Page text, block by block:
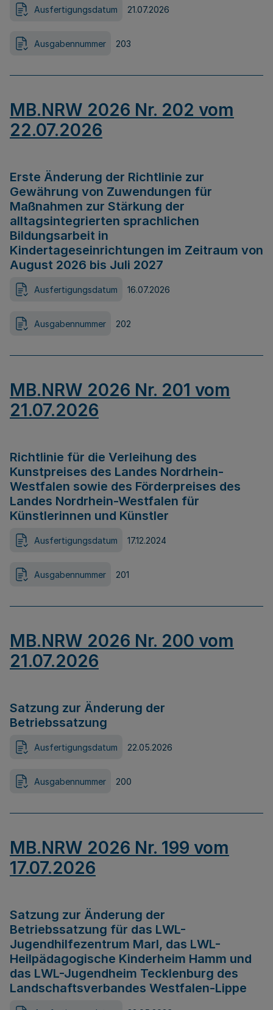
Ausfertigungsdatum 21.07.2026
Ausgabennummer 203
MB.NRW 2026 Nr. 202 vom
22.07.2026
Erste Änderung der Richtlinie zur
Gewährung von Zuwendungen für
Maßnahmen zur Stärkung der
alltagsintegrierten sprachlichen
Bildungsarbeit in
Kindertageseinrichtungen im Zeitraum von
August 2026 bis Juli 2027
Ausfertigungsdatum 16.07.2026
Ausgabennummer 202
MB.NRW 2026 Nr. 201 vom
21.07.2026
Richtlinie für die Verleihung des
Kunstpreises des Landes Nordrhein-
Westfalen sowie des Förderpreises des
Landes Nordrhein-Westfalen für
Künstlerinnen und Künstler
Ausfertigungsdatum 17.12.2024
Ausgabennummer 201
MB.NRW 2026 Nr. 200 vom
21.07.2026
Satzung zur Änderung der
Betriebssatzung
Ausfertigungsdatum 22.05.2026
Ausgabennummer 200
MB.NRW 2026 Nr. 199 vom
17.07.2026
Satzung zur Änderung der
Betriebssatzung für das LWL-
Jugendhilfezentrum Marl, das LWL-
Heilpädagogische Kinderheim Hamm und
das LWL-Jugendheim Tecklenburg des
Landschaftsverbandes Westfalen-Lippe